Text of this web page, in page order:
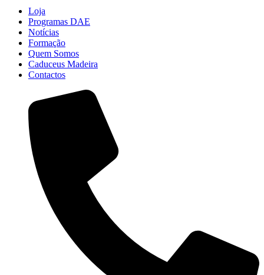
Loja
Programas DAE
Notícias
Formação
Quem Somos
Caduceus Madeira
Contactos